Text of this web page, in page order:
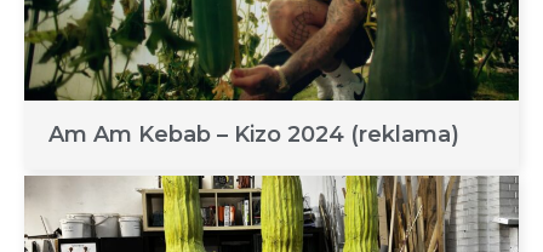
Am Am Kebab – Kizo 2024 (reklama)